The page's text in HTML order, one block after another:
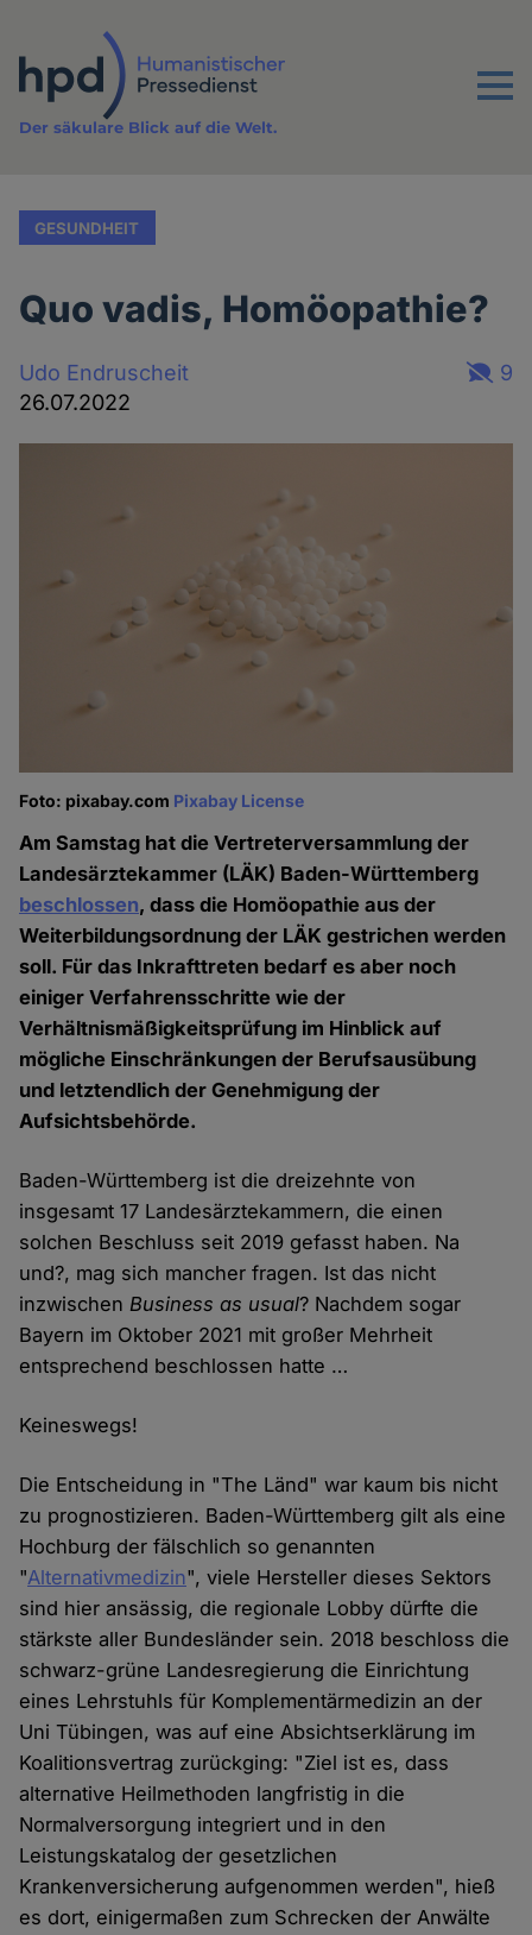
Inhalt
Menu
Der säkulare Blick auf die Welt.
GESUNDHEIT
Quo vadis, Homöopathie?
Udo Endruscheit
26.07.2022
9
Foto: pixabay.com Pixabay License
Am Samstag hat die Vertreterversammlung der
Landesärztekammer (LÄK) Baden-Württemberg
beschlossen, dass die Homöopathie aus der
Weiterbildungsordnung der LÄK gestrichen werden
soll. Für das Inkrafttreten bedarf es aber noch
einiger Verfahrensschritte wie der
Verhältnismäßigkeitsprüfung im Hinblick auf
mögliche Einschränkungen der Berufsausübung
und letztendlich der Genehmigung der
Aufsichtsbehörde.
Baden-Württemberg ist die dreizehnte von
insgesamt 17 Landesärztekammern, die einen
solchen Beschluss seit 2019 gefasst haben. Na
und?, mag sich mancher fragen. Ist das nicht
inzwischenBusiness as usual? Nachdem sogar
Bayern im Oktober 2021 mit großer Mehrheit
entsprechend beschlossen hatte …
Keineswegs!
Die Entscheidung in "The Länd" war kaum bis nicht
zu prognostizieren. Baden-Württemberg gilt als eine
Hochburg der fälschlich so genannten
"Alternativmedizin", viele Hersteller dieses Sektors
sind hier ansässig, die regionale Lobby dürfte die
stärkste aller Bundesländer sein. 2018 beschloss die
schwarz-grüne Landesregierung die Einrichtung
eines Lehrstuhls für Komplementärmedizin an der
Uni Tübingen, was auf eine Absichtserklärung im
Koalitionsvertrag zurückging: "Ziel ist es, dass
alternative Heilmethoden langfristig in die
Normalversorgung integriert und in den
Leistungskatalog der gesetzlichen
Krankenversicherung aufgenommen werden", hieß
es dort, einigermaßen zum Schrecken der Anwälte